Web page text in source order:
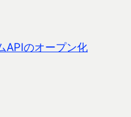
APIのオープン化